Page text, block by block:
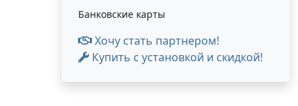
Банковские карты
Хочу стать партнером!
Купить с установкой и скидкой!